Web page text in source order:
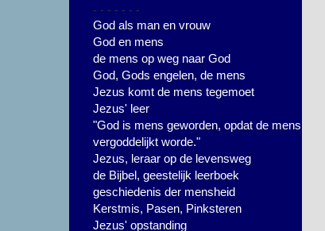
- - - - - - -
God als man en vrouw
God en mens
de mens op weg naar God
God, Gods engelen, de mens
Jezus komt de mens tegemoet
Jezus' leer
"God is mens geworden, opdat de mens
vergoddelijkt worde."
Jezus, leraar op de levensweg
de Bijbel, geestelijk leerboek
geschiedenis der mensheid
Kerstmis, Pasen, Pinksteren
Jezus' opstanding